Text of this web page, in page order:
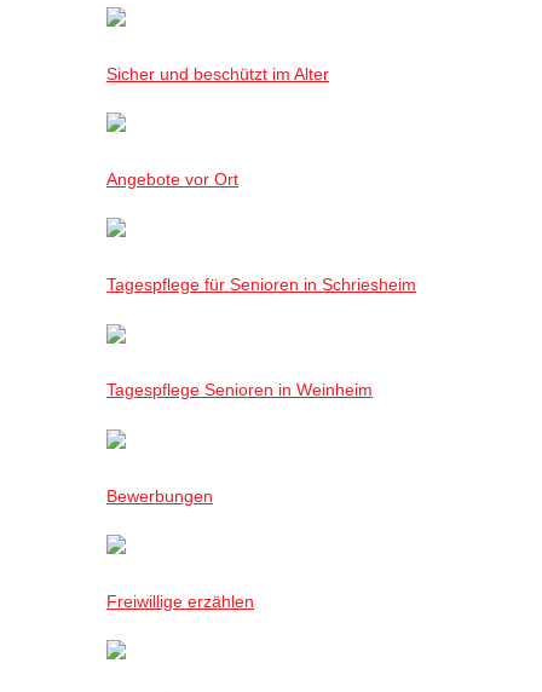
Sicher und beschützt im Alter
Angebote vor Ort
Tagespflege für Senioren in Schriesheim
Tagespflege Senioren in Weinheim
Bewerbungen
Freiwillige erzählen